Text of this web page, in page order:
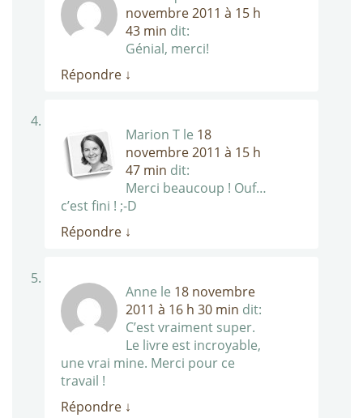
novembre 2011 à 15 h
43 min dit:
Génial, merci!
Répondre ↓
Marion T le 18
novembre 2011 à 15 h
47 min dit:
Merci beaucoup ! Ouf…
c’est fini ! ;-D
Répondre ↓
Anne le 18 novembre
2011 à 16 h 30 min dit:
C’est vraiment super.
Le livre est incroyable,
une vrai mine. Merci pour ce
travail !
Répondre ↓